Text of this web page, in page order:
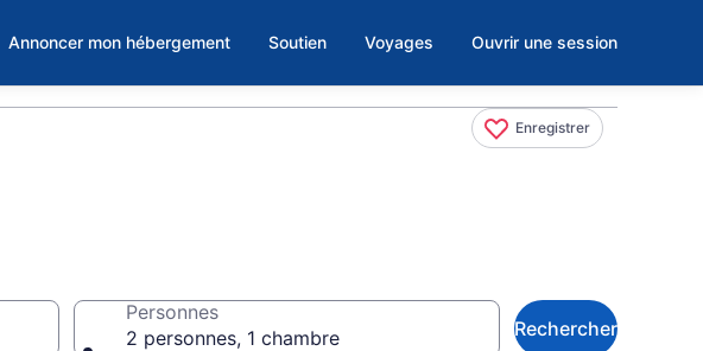
Annoncer mon hébergement Soutien Voyages Ouvrir une session
Enregistrer
Personnes
2 personnes, 1 chambre
Rechercher